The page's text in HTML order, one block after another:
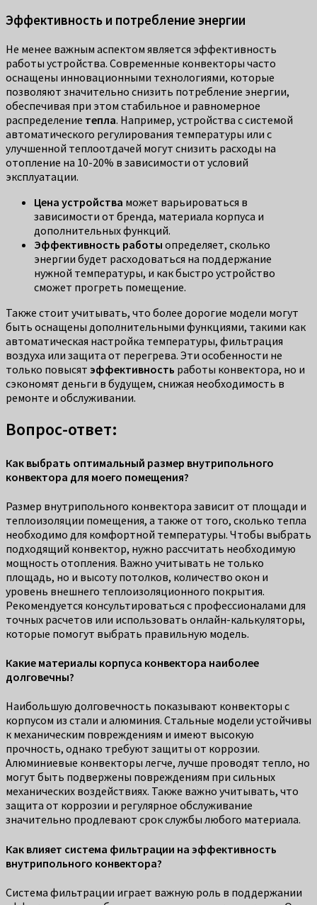
Эффективность и потребление энергии
Не менее важным аспектом является эффективность
работы устройства. Современные конвекторы часто
оснащены инновационными технологиями, которые
позволяют значительно снизить потребление энергии,
обеспечивая при этом стабильное и равномерное
распределение тепла. Например, устройства с системой
автоматического регулирования температуры или с
улучшенной теплоотдачей могут снизить расходы на
отопление на 10-20% в зависимости от условий
эксплуатации.
Цена устройства может варьироваться в
зависимости от бренда, материала корпуса и
дополнительных функций.
Эффективность работы определяет, сколько
энергии будет расходоваться на поддержание
нужной температуры, и как быстро устройство
сможет прогреть помещение.
Также стоит учитывать, что более дорогие модели могут
быть оснащены дополнительными функциями, такими как
автоматическая настройка температуры, фильтрация
воздуха или защита от перегрева. Эти особенности не
только повысят эффективность работы конвектора, но и
сэкономят деньги в будущем, снижая необходимость в
ремонте и обслуживании.
Вопрос-ответ:
Как выбрать оптимальный размер внутрипольного
конвектора для моего помещения?
Размер внутрипольного конвектора зависит от площади и
теплоизоляции помещения, а также от того, сколько тепла
необходимо для комфортной температуры. Чтобы выбрать
подходящий конвектор, нужно рассчитать необходимую
мощность отопления. Важно учитывать не только
площадь, но и высоту потолков, количество окон и
уровень внешнего теплоизоляционного покрытия.
Рекомендуется консультироваться с профессионалами для
точных расчетов или использовать онлайн-калькуляторы,
которые помогут выбрать правильную модель.
Какие материалы корпуса конвектора наиболее
долговечны?
Наибольшую долговечность показывают конвекторы с
корпусом из стали и алюминия. Стальные модели устойчивы
к механическим повреждениям и имеют высокую
прочность, однако требуют защиты от коррозии.
Алюминиевые конвекторы легче, лучше проводят тепло, но
могут быть подвержены повреждениям при сильных
механических воздействиях. Также важно учитывать, что
защита от коррозии и регулярное обслуживание
значительно продлевают срок службы любого материала.
Как влияет система фильтрации на эффективность
внутрипольного конвектора?
Система фильтрации играет важную роль в поддержании